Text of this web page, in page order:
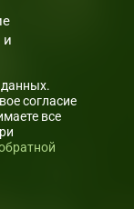
и
согласие
все